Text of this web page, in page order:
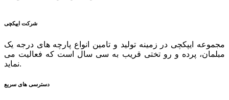
شرکت ایپکچی
مجموعه ایپکچی در زمینه تولید و تامین انواع پارچه های درجه یک
مبلمان، پرده و رو تختی قریب به سی سال است که فعالیت می
نماید.
دسترسی های سریع